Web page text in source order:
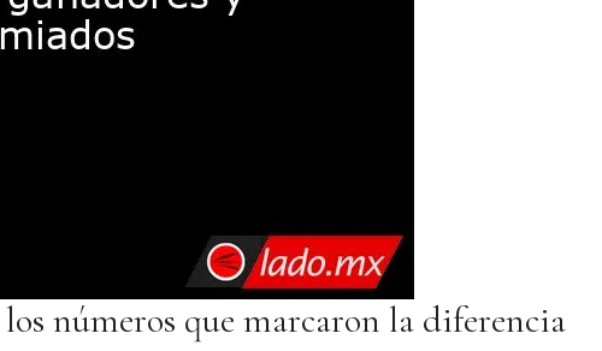
números que marcaron la diferencia